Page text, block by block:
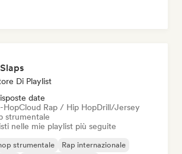
Di Playlist
date
HopCloud Rap / Hip HopDrill/Jersey
strumentale
nelle mie playlist più seguite
strumentale
Rap internazionale